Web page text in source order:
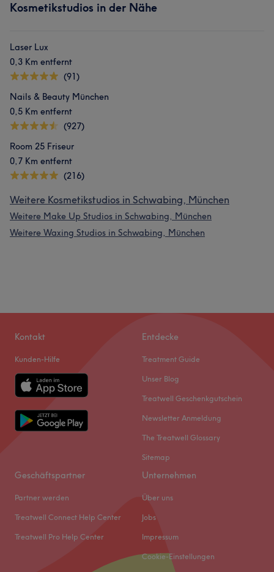
Kosmetikstudios in der Nähe
Laser Lux
0,3 Km entfernt
(91)
Nails & Beauty München
0,5 Km entfernt
(927)
Room 25 Friseur
0,7 Km entfernt
(216)
Weitere Kosmetikstudios in Schwabing, München
Weitere Make Up Studios in Schwabing, München
Weitere Waxing Studios in Schwabing, München
Kontakt
Kunden-Hilfe
Entdecke
Treatment Guide
Unser Blog
Treatwell Geschenkgutschein
Newsletter Anmeldung
The Treatwell Glossary
Sitemap
Geschäftspartner
Partner werden
Treatwell Connect Help Center
Treatwell Pro Help Center
Unternehmen
Über uns
Jobs
Impressum
Cookie-Einstellungen